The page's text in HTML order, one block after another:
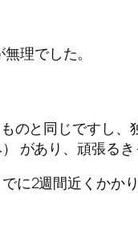
理でした。
のと同じですし
があり、頑張る
に2週間近くかか